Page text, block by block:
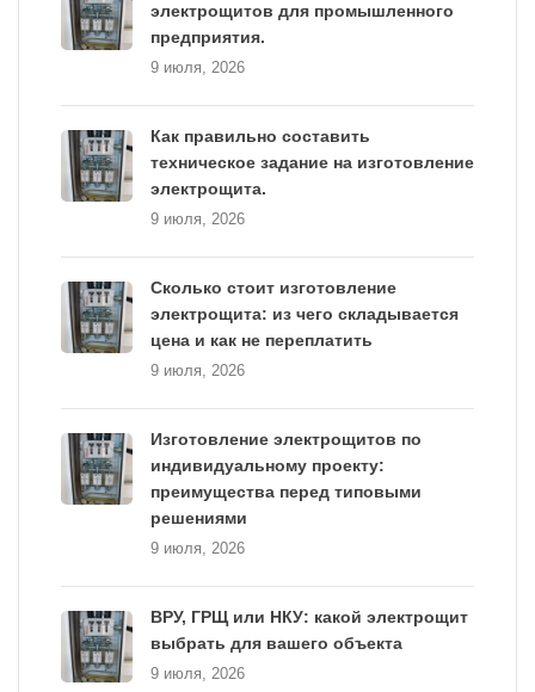
электрощитов для промышленного
предприятия.
9 июля, 2026
Как правильно составить
техническое задание на изготовление
электрощита.
9 июля, 2026
Сколько стоит изготовление
электрощита: из чего складывается
цена и как не переплатить
9 июля, 2026
Изготовление электрощитов по
индивидуальному проекту:
преимущества перед типовыми
решениями
9 июля, 2026
ВРУ, ГРЩ или НКУ: какой электрощит
выбрать для вашего объекта
9 июля, 2026